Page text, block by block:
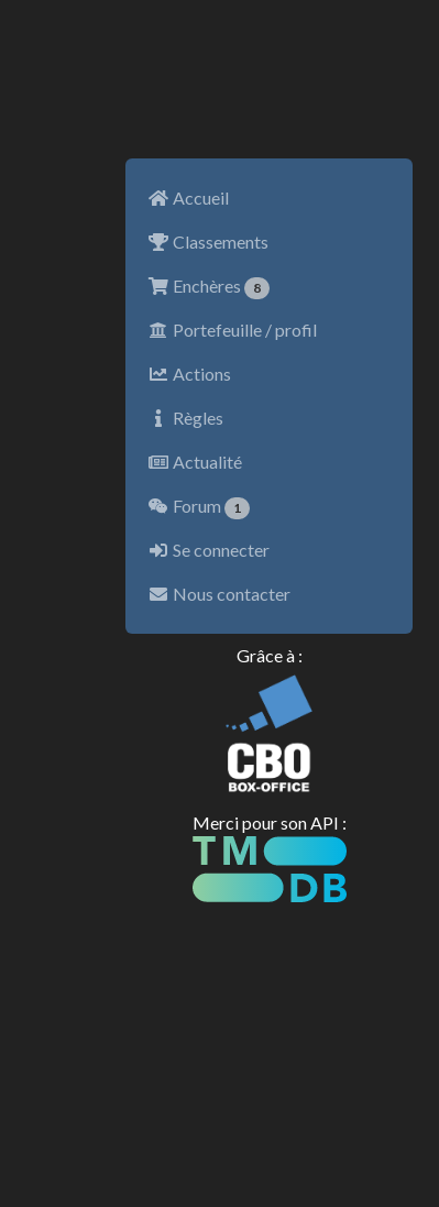
Accueil
Classements
Enchères 8
Portefeuille / profil
Actions
Règles
Actualité
Forum 1
Se connecter
Nous contacter
Grâce à :
Merci pour son API :